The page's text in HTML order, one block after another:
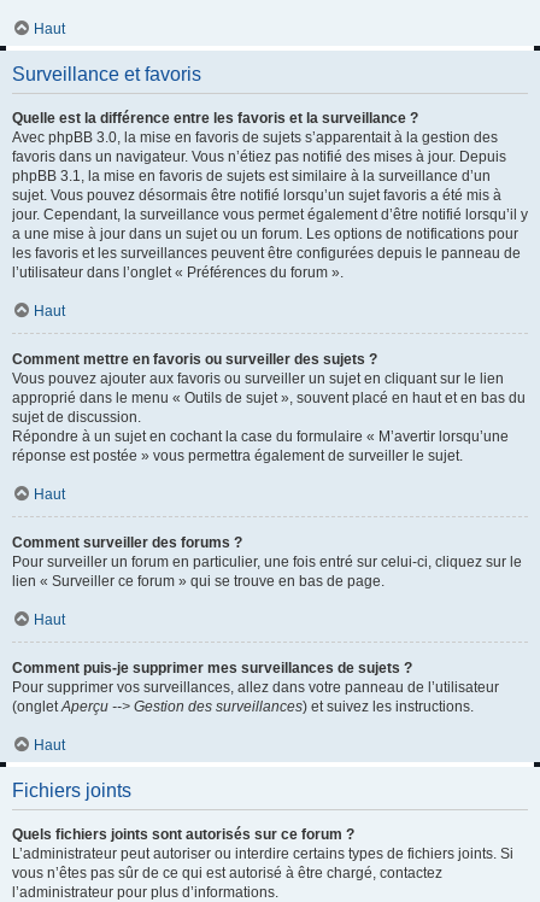
Haut
Surveillance et favoris
Quelle est la différence entre les favoris et la surveillance ?
Avec phpBB 3.0, la mise en favoris de sujets s’apparentait à la gestion des
favoris dans un navigateur. Vous n’étiez pas notifié des mises à jour. Depuis
phpBB 3.1, la mise en favoris de sujets est similaire à la surveillance d’un
sujet. Vous pouvez désormais être notifié lorsqu’un sujet favoris a été mis à
jour. Cependant, la surveillance vous permet également d’être notifié lorsqu’il y
a une mise à jour dans un sujet ou un forum. Les options de notifications pour
les favoris et les surveillances peuvent être configurées depuis le panneau de
l’utilisateur dans l’onglet « Préférences du forum ».
Haut
Comment mettre en favoris ou surveiller des sujets ?
Vous pouvez ajouter aux favoris ou surveiller un sujet en cliquant sur le lien
approprié dans le menu « Outils de sujet », souvent placé en haut et en bas du
sujet de discussion.
Répondre à un sujet en cochant la case du formulaire « M’avertir lorsqu’une
réponse est postée » vous permettra également de surveiller le sujet.
Haut
Comment surveiller des forums ?
Pour surveiller un forum en particulier, une fois entré sur celui-ci, cliquez sur le
lien « Surveiller ce forum » qui se trouve en bas de page.
Haut
Comment puis-je supprimer mes surveillances de sujets ?
Pour supprimer vos surveillances, allez dans votre panneau de l’utilisateur
(onglet Aperçu --> Gestion des surveillances) et suivez les instructions.
Haut
Fichiers joints
Quels fichiers joints sont autorisés sur ce forum ?
L’administrateur peut autoriser ou interdire certains types de fichiers joints. Si
vous n’êtes pas sûr de ce qui est autorisé à être chargé, contactez
l’administrateur pour plus d’informations.